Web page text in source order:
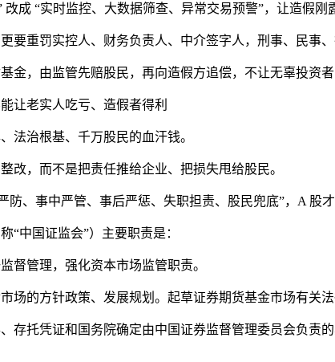
改成 “实时监控、大数据筛查、异常交易预警”，让造假刚
要重罚实控人、财务负责人、中介签字人，刑事、民事
金，由监管先赔股民，再向造假方追偿，不让无辜投资者
让老实人吃亏、造假者得利
法治根基、千万股民的血汗钱。
改，而不是把责任推给企业、把损失甩给股民。
防、事中严管、事后严惩、失职担责、股民兜底”，A 股
“中国证监会”）主要职责是：
督管理，强化资本市场监管职责。
场的方针政策、发展规划。起草证券期货基金市场有关
、存托凭证和国务院确定由中国证券监督管理委员会负